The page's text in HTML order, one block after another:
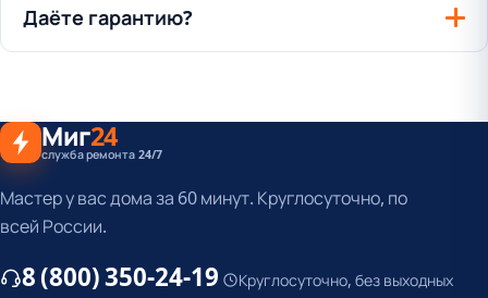
Даёте гарантию?
Миг24
служба ремонта 24/7
Мастер у вас дома за 60 минут. Круглосуточно, по
всей России.
8 (800) 350-24-19 Круглосуточно, без выходных